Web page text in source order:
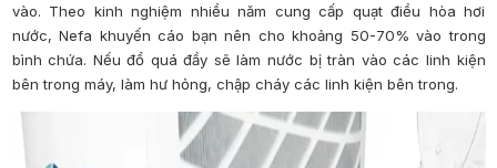
vào. Theo kinh nghiệm nhiều năm cung cấp quạt điều hòa hơi
nước, Nefa khuyến cáo bạn nên cho khoảng 50-70% vào trong
bình chứa. Nếu đổ quá đầy sẽ làm nước bị tràn vào các linh kiện
bên trong máy, làm hư hỏng, chập cháy các linh kiện bên trong.